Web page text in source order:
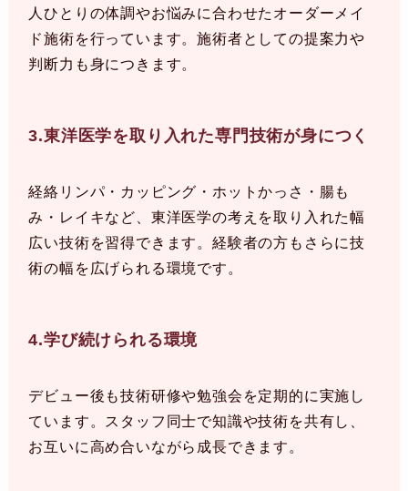
人ひとりの体調やお悩みに合わせたオーダーメイ
ド施術を行っています。施術者としての提案力や
判断力も身につきます。
3.東洋医学を取り入れた専門技術が身につく
経絡リンパ・カッピング・ホットかっさ・腸も
み・レイキなど、東洋医学の考えを取り入れた幅
広い技術を習得できます。経験者の方もさらに技
術の幅を広げられる環境です。
4.学び続けられる環境
デビュー後も技術研修や勉強会を定期的に実施し
ています。スタッフ同士で知識や技術を共有し、
お互いに高め合いながら成長できます。